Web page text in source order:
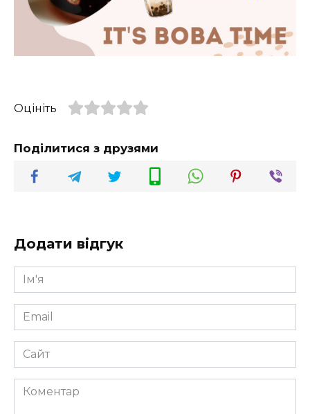
Оцініть
Поділитися з друзями
Додати відгук
Ім'я
*
Email
*
Сайт
Коментар